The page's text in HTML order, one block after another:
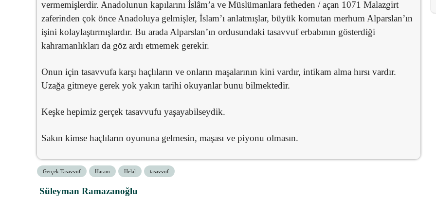
vermemişlerdir. Anadolunun kapılarını İslâm’a ve Müslümanlara fetheden / açan 1071 Malazgirt
zaferinden çok önce Anadoluya gelmişler, İslam’ı anlatmışlar, büyük komutan merhum Alparslan’ın
işini kolaylaştırmışlardır. Bu arada Alparslan’ın ordusundaki tasavvuf erbabının gösterdiği
kahramanlıkları da göz ardı etmemek gerekir.
Onun için tasavvufa karşı haçlıların ve onların maşalarının kini vardır, intikam alma hırsı vardır.
Uzağa gitmeye gerek yok yakın tarihi okuyanlar bunu bilmektedir.
Keşke hepimiz gerçek tasavvufu yaşayabilseydik.
Sakın kimse haçlıların oyununa gelmesin, maşası ve piyonu olmasın.
Gerçek Tasavvuf Haram Helal tasavvuf
Süleyman Ramazanoğlu